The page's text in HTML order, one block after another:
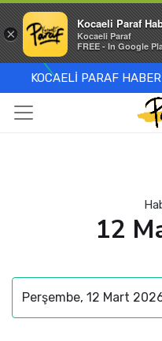
KOCAELİ PARAF
12
×
Kocaeli Paraf
Kocaeli Paraf
FREE - In Google